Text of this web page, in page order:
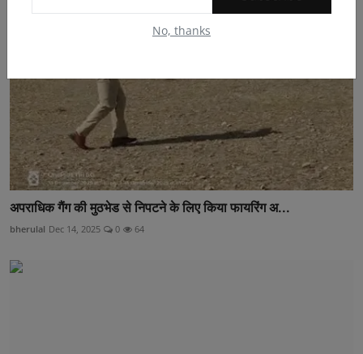
No, thanks
अपराधिक गैंग की मुठभेड से निपटने के लिए किया फायरिंग अ...
bherulal Dec 14, 2025 0 64